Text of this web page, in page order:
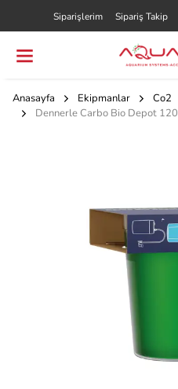
Siparişlerim Sipariş Takip
Anasayfa Ekipmanlar Co2
Dennerle Carbo Bio Depot 120